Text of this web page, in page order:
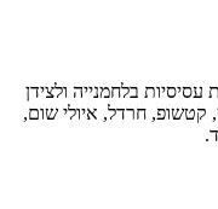
עסיסיות בלחמנייה ולצידן
קטשופ, חרדל, איולי שום,